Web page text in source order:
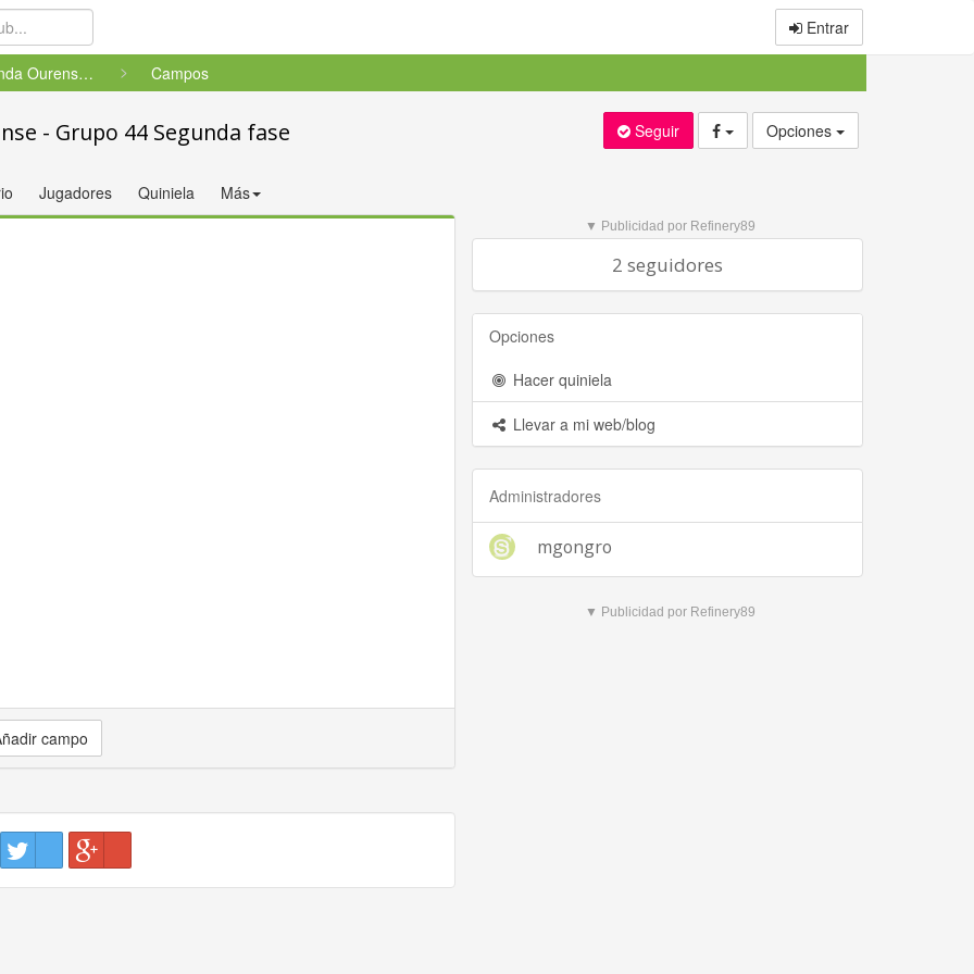
Entrar
F8 Segunda Ourense - Grupo 44 ... Campos
- Grupo 44 Segunda fase Seguir Opciones
Jugadores Quiniela Más
campo
▼ Publicidad por Refinery89
2 seguidores
Opciones
Hacer quiniela
Llevar a mi web/blog
Administradores
mgongro
▼ Publicidad por Refinery89